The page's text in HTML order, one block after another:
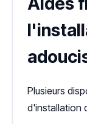
Plusieurs
d'installation